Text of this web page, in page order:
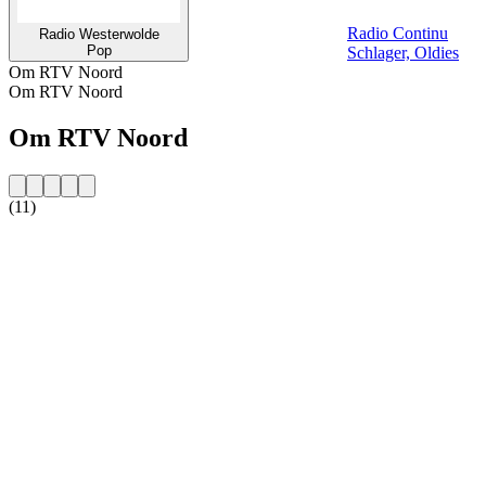
Radio Westerwolde
Pop
Radio Continu
Schlager, Oldies
Om RTV Noord
Om RTV Noord
Om RTV Noord
(11)